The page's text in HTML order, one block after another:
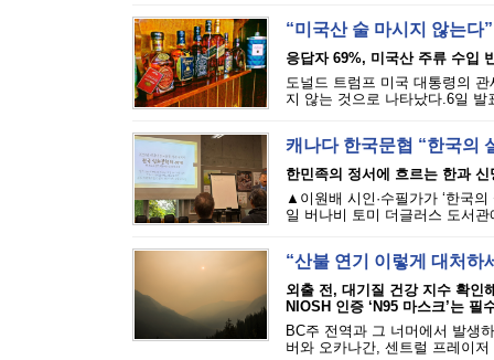
“미국산 술 마시지 않는다
응답자 69%, 미국산 주류 수입
도널드 트럼프 미국 대통령의
지 않는 것으로 나타났다.6일
캐나다 한국문협 “한국의
한민족의 정서에 흐르는 한과 신
▲이원배 시인·수필가가 ‘한국
일 버나비 토미 더글러스 도서관
“산불 연기 이렇게 대처하
외출 전, 대기질 건강 지수 확인
NIOSH 인증 ‘N95 마스크’는 필
BC주 전역과 그 너머에서 발생
버와 오카나간, 센트럴 프레이